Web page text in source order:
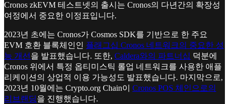
Cronos zkEVM 테스트넷의 출시는 Cronos의 다년간의 확장성
여정에서 중요한 이정표입니다.
2023년 초에는 Cronos가 Cosmos SDK를 기반으로 한 주요
EVM 호환 블록체인인 플래그십 Cronos 네트워크의 중요한 성
능 개선을 발표했습니다. 또한, Caldera와의 파트너십 덕분에
Cronos 위에서 특정 옵티미스틱 롤업 네트워크를 사용한 애플
리케이션의 상업적 이용 가능성도 발표했습니다. 마지막으로,
2023년 10월에는 Crypto.org Chain이 Cronos POS 체인으로의
리브랜딩을 진행했습니다.